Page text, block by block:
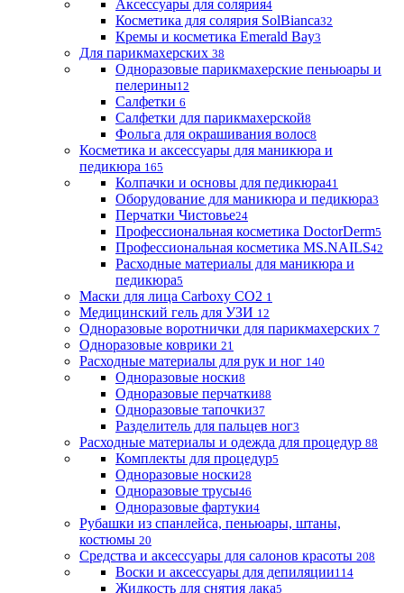
Аксессуары для солярия4
Косметика для солярия SolBianca32
Кремы и косметика Emerald Bay3
Для парикмахерских 38
Одноразовые парикмахерские пеньюары и
пелерины12
Салфетки 6
Салфетки для парикмахерской8
Фольга для окрашивания волос8
Косметика и аксессуары для маникюра и
педикюра 165
Колпачки и основы для педикюра41
Оборудование для маникюра и педикюра3
Перчатки Чистовье24
Профессиональная косметика DoctorDerm5
Профессиональная косметика MS.NAILS42
Расходные материалы для маникюра и
педикюра5
Маски для лица Carboxy CO2 1
Медицинский гель для УЗИ 12
Одноразовые воротнички для парикмахерских 7
Одноразовые коврики 21
Расходные материалы для рук и ног 140
Одноразовые носки8
Одноразовые перчатки88
Одноразовые тапочки37
Разделитель для пальцев ног3
Расходные материалы и одежда для процедур 88
Комплекты для процедур5
Одноразовые носки28
Одноразовые трусы46
Одноразовые фартуки4
Рубашки из спанлейса, пеньюары, штаны,
костюмы 20
Средства и аксессуары для салонов красоты 208
Воски и аксессуары для депиляции114
Жидкость для снятия лака5